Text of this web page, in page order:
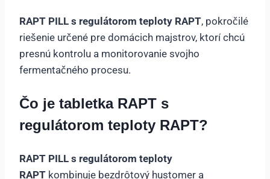
RAPT PILL s regulátorom teploty RAPT, pokročilé
riešenie určené pre domácich majstrov, ktorí chcú
presnú kontrolu a monitorovanie svojho
fermentačného procesu.
Čo je tabletka RAPT s
regulátorom teploty RAPT?
RAPT PILL s regulátorom teploty
RAPT kombinuje bezdrôtový hustomer a